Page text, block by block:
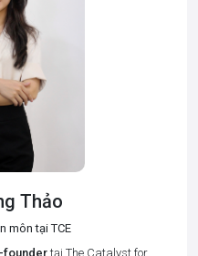
Thảo
môn tại TCE
foundertại The Catalyst for